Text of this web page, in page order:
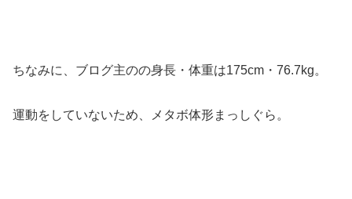
ちなみに、ブログ主のの身長・体重は175cm・76.7kg。
運動をしていないため、メタボ体形まっしぐら。